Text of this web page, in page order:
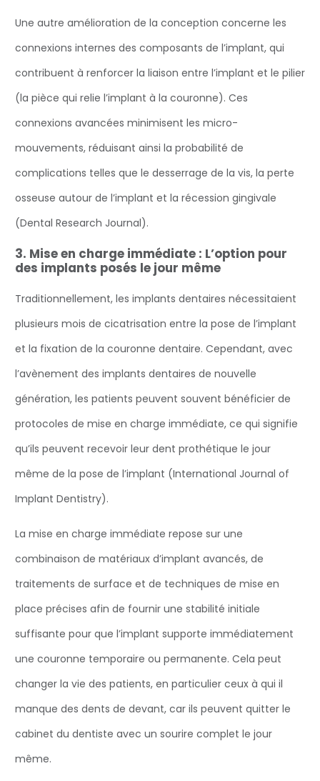
Une autre amélioration de la conception concerne les
connexions internes des composants de l’implant, qui
contribuent à renforcer la liaison entre l’implant et le pilier
(la pièce qui relie l’implant à la couronne). Ces
connexions avancées minimisent les micro-
mouvements, réduisant ainsi la probabilité de
complications telles que le desserrage de la vis, la perte
osseuse autour de l’implant et la récession gingivale
(Dental Research Journal).
3. Mise en charge immédiate : L’option pour
des implants posés le jour même
‍Traditionnellement, les implants dentaires nécessitaient
plusieurs mois de cicatrisation entre la pose de l’implant
et la fixation de la couronne dentaire. Cependant, avec
l’avènement des implants dentaires de nouvelle
génération, les patients peuvent souvent bénéficier de
protocoles de mise en charge immédiate, ce qui signifie
qu’ils peuvent recevoir leur dent prothétique le jour
même de la pose de l’implant (International Journal of
Implant Dentistry).
La mise en charge immédiate repose sur une
combinaison de matériaux d’implant avancés, de
traitements de surface et de techniques de mise en
place précises afin de fournir une stabilité initiale
suffisante pour que l’implant supporte immédiatement
une couronne temporaire ou permanente. Cela peut
changer la vie des patients, en particulier ceux à qui il
manque des dents de devant, car ils peuvent quitter le
cabinet du dentiste avec un sourire complet le jour
même.